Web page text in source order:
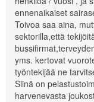
ennenaikaiset
Toivoa saa aina,
sektorilla,että
yms. kertovat
työntekijää ne
Siinä on
harvenevasta